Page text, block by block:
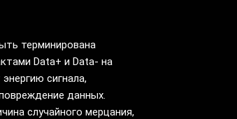
терминирована
Data+ и Data- на
сигнала,
данных.
случайного мерцания,